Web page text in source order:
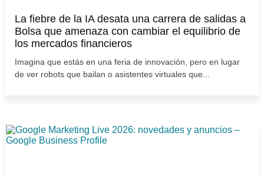
La fiebre de la IA desata una carrera de salidas a
Bolsa que amenaza con cambiar el equilibrio de
los mercados financieros
Imagina que estás en una feria de innovación, pero en lugar
de ver robots que bailan o asistentes virtuales que...